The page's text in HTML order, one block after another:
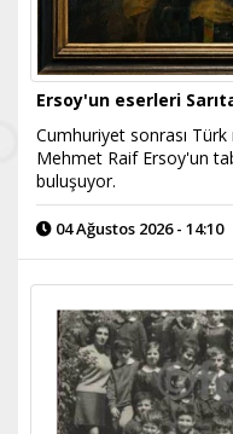
Ersoy'un eserleri
Cumhuriyet sonrası
Mehmet Raif Ersoy'un
buluşuyor.
04 Ağustos 2026 - 14:10